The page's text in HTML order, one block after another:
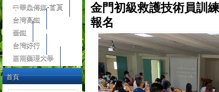
金門初級救護技術員訓
報名
中華鱻傳媒-首頁
台灣高鐵
臺鐵
台灣好行
嘉南藥理大學
首頁